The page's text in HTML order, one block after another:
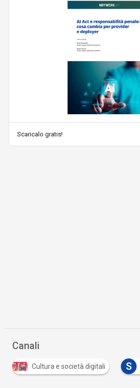
Scaricalo gratis!
Canali
Cultura e società digitali S